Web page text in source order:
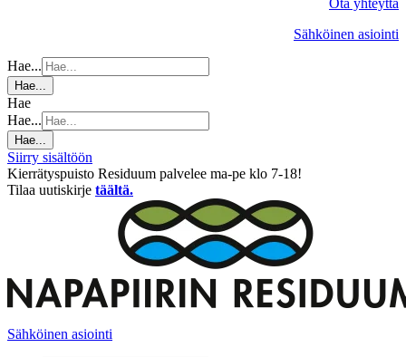
Ota yhteyttä
Sähköinen asiointi
Hae...
Hae...
Hae
Hae...
Hae...
Siirry sisältöön
Kierrätyspuisto Residuum palvelee ma-pe klo 7-18!
Tilaa uutiskirje täältä.
Sähköinen asiointi